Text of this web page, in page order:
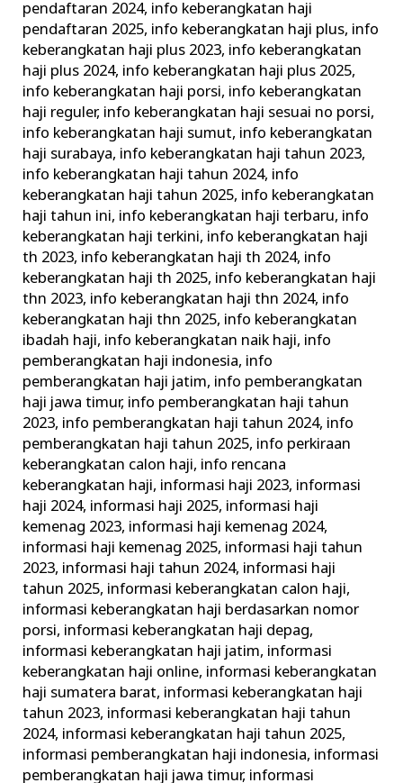
pendaftaran 2024, info keberangkatan haji
pendaftaran 2025, info keberangkatan haji plus, info
keberangkatan haji plus 2023, info keberangkatan
haji plus 2024, info keberangkatan haji plus 2025,
info keberangkatan haji porsi, info keberangkatan
haji reguler, info keberangkatan haji sesuai no porsi,
info keberangkatan haji sumut, info keberangkatan
haji surabaya, info keberangkatan haji tahun 2023,
info keberangkatan haji tahun 2024, info
keberangkatan haji tahun 2025, info keberangkatan
haji tahun ini, info keberangkatan haji terbaru, info
keberangkatan haji terkini, info keberangkatan haji
th 2023, info keberangkatan haji th 2024, info
keberangkatan haji th 2025, info keberangkatan haji
thn 2023, info keberangkatan haji thn 2024, info
keberangkatan haji thn 2025, info keberangkatan
ibadah haji, info keberangkatan naik haji, info
pemberangkatan haji indonesia, info
pemberangkatan haji jatim, info pemberangkatan
haji jawa timur, info pemberangkatan haji tahun
2023, info pemberangkatan haji tahun 2024, info
pemberangkatan haji tahun 2025, info perkiraan
keberangkatan calon haji, info rencana
keberangkatan haji, informasi haji 2023, informasi
haji 2024, informasi haji 2025, informasi haji
kemenag 2023, informasi haji kemenag 2024,
informasi haji kemenag 2025, informasi haji tahun
2023, informasi haji tahun 2024, informasi haji
tahun 2025, informasi keberangkatan calon haji,
informasi keberangkatan haji berdasarkan nomor
porsi, informasi keberangkatan haji depag,
informasi keberangkatan haji jatim, informasi
keberangkatan haji online, informasi keberangkatan
haji sumatera barat, informasi keberangkatan haji
tahun 2023, informasi keberangkatan haji tahun
2024, informasi keberangkatan haji tahun 2025,
informasi pemberangkatan haji indonesia, informasi
pemberangkatan haji jawa timur, informasi